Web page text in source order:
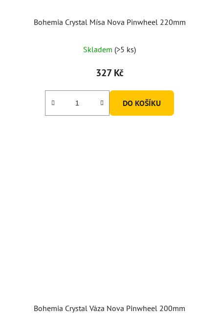
Bohemia Crystal Mísa Nova Pinwheel 220mm
Skladem (>5 ks)
327 Kč
DO KOŠÍKU
Bohemia Crystal Váza Nova Pinwheel 200mm